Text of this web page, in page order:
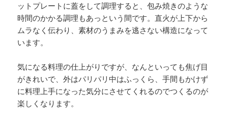
ットプレートに蓋をして調理すると、包み焼きのような
時間のかかる調理もあっという間です。直火が上下から
ムラなく伝わり、素材のうまみを逃さない構造になって
います。
気になる料理の仕上がりですが、なんといっても焦げ目
がきれいで、外はパリパリ中はふっくら、手間もかけず
に料理上手になった気分にさせてくれるのでつくるのが
楽しくなります。